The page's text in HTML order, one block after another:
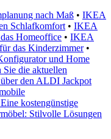
nach Maß • IKEA
Schlafkomfort • IKEA
Homeoffice • IKEA
das Kinderzimmer•
und Home
die aktuellen
den ALDI Jackpot
kostengünstige
Stilvolle Lösungen